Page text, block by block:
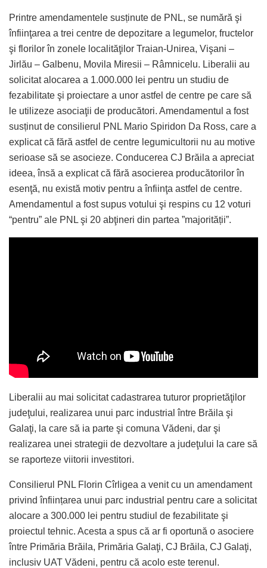
Printre amendamentele susținute de PNL, se numără şi
înfiinţarea a trei centre de depozitare a legumelor, fructelor
şi florilor în zonele localităţilor Traian-Unirea, Vişani –
Jirlău – Galbenu, Movila Miresii – Râmnicelu. Liberalii au
solicitat alocarea a 1.000.000 lei pentru un studiu de
fezabilitate şi proiectare a unor astfel de centre pe care să
le utilizeze asociaţii de producători. Amendamentul a fost
susținut de consilierul PNL Mario Spiridon Da Ross, care a
explicat că fără astfel de centre legumicultorii nu au motive
serioase să se asocieze. Conducerea CJ Brăila a apreciat
ideea, însă a explicat că fără asocierea producătorilor în
esenţă, nu există motiv pentru a înfiinţa astfel de centre.
Amendamentul a fost supus votului şi respins cu 12 voturi
“pentru” ale PNL şi 20 abţineri din partea ”majorității”.
Liberalii au mai solicitat cadastrarea tuturor proprietăţilor
judeţului, realizarea unui parc industrial între Brăila şi
Galaţi, la care să ia parte şi comuna Vădeni, dar şi
realizarea unei strategii de dezvoltare a judeţului la care să
se raporteze viitorii investitori.
Consilierul PNL Florin Cîrligea a venit cu un amendament
privind înființarea unui parc industrial pentru care a solicitat
alocare a 300.000 lei pentru studiul de fezabilitate şi
proiectul tehnic. Acesta a spus că ar fi oportună o asociere
între Primăria Brăila, Primăria Galaţi, CJ Brăila, CJ Galaţi,
inclusiv UAT Vădeni, pentru că acolo este terenul.